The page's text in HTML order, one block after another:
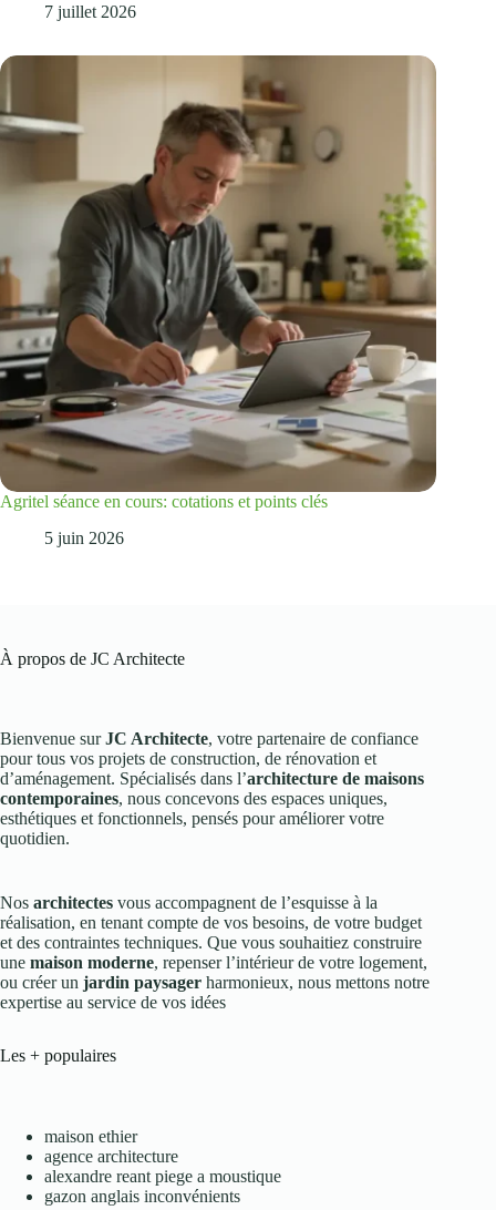
7 juillet 2026
Agritel séance en cours: cotations et points clés
5 juin 2026
À propos de JC Architecte
Bienvenue surJC Architecte, votre partenaire de confiance
pour tous vos projets de construction, de rénovation et
d’aménagement. Spécialisés dans l’architecture de maisons
contemporaines, nous concevons des espaces uniques,
esthétiques et fonctionnels, pensés pour améliorer votre
quotidien.
Nos architectes vous accompagnent de l’esquisse à la
réalisation, en tenant compte de vos besoins, de votre budget
et des contraintes techniques. Que vous souhaitiez construire
une maison moderne, repenser l’intérieur de votre logement,
ou créer un jardin paysager harmonieux, nous mettons notre
expertise au service de vos idées
Les + populaires
maison ethier
agence architecture
alexandre reant piege a moustique
gazon anglais inconvénients